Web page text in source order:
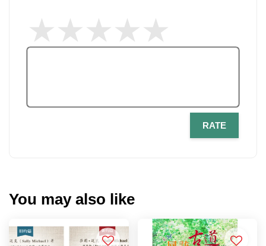
RATE
You may also like